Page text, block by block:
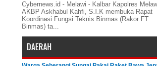
Cybernews.id - Melawi - Kalbar Kapolres
AKBP Askhabul Kahfi, S.I.K membuka Rapat
Koordinasi Fungsi Teknis Binmas (Rakor FT
Binmas) ta...
DAERAH